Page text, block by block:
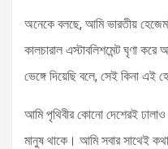
অনেকে বলছে, আমি ভারতীয়
কালচারাল এস্টাবলিশমেন্ট ঘৃণা
ভেঙ্গে দিয়েছি বলে, সেই কিনা এই
আমি পৃথিবীর কোনো দেশেরই ঢালাও
মানুষ থাকে। আমি সবার সাথেই